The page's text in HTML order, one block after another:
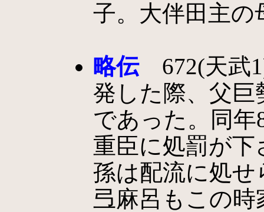
子。大伴田主の
略伝672(天武
発した際、父巨
であった。同
重臣に処罰が
孫は配流に処
弖麻呂もこの